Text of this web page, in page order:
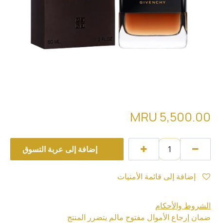
5,500.00
إضافة إلى عربة التسوق
الشروط والأحكام
ضمان إرجاع الأموال مفتوح مالم يتضرر المنتج